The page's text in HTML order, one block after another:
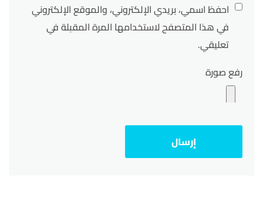
احفظ اسمي، بريدي الإلكتروني، والموقع الإلكتروني
في هذا المتصفح لاستخدامها المرة المقبلة في
تعليقي.
رفع صورة